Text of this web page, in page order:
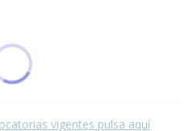
vigentes pulsa aquí